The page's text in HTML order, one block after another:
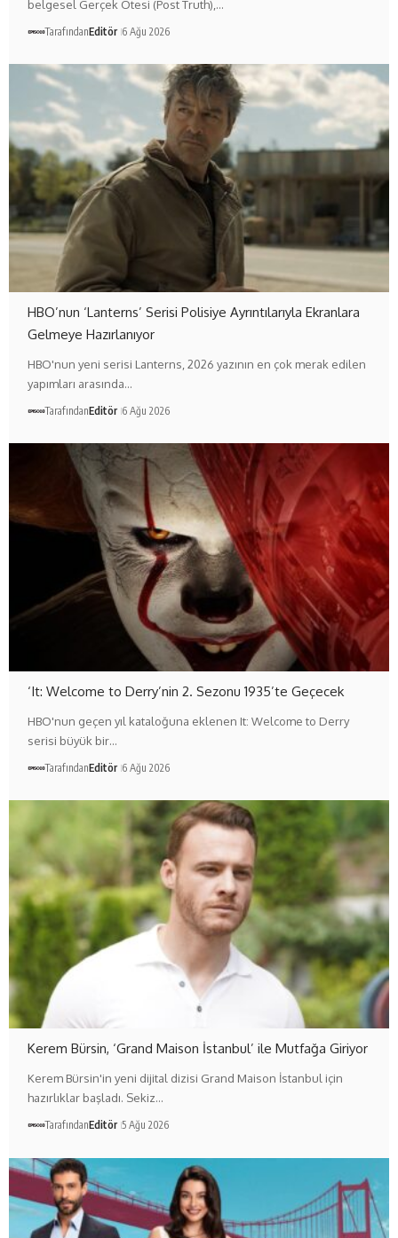
belgesel Gerçek Ötesi (Post Truth),…
TarafındanEditör 6 Ağu 2026
HBO’nun ‘Lanterns’ Serisi Polisiye Ayrıntılarıyla Ekranlara
Gelmeye Hazırlanıyor
HBO'nun yeni serisi Lanterns, 2026 yazının en çok merak edilen
yapımları arasında…
TarafındanEditör 6 Ağu 2026
‘It: Welcome to Derry’nin 2. Sezonu 1935’te Geçecek
HBO'nun geçen yıl kataloğuna eklenen It: Welcome to Derry
serisi büyük bir…
TarafındanEditör 6 Ağu 2026
Kerem Bürsin, ‘Grand Maison İstanbul’ ile Mutfağa Giriyor
Kerem Bürsin'in yeni dijital dizisi Grand Maison İstanbul için
hazırlıklar başladı. Sekiz…
TarafındanEditör 5 Ağu 2026